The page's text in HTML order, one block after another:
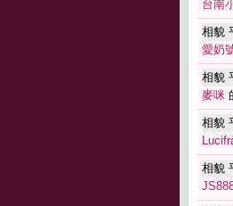
台南
相貌
愛奶
相貌
麥咪
相貌
相貌